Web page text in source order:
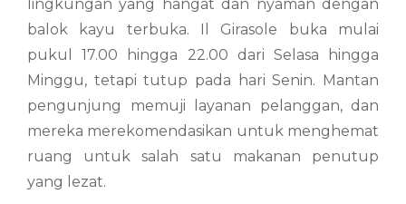
lingkungan yang hangat dan nyaman dengan
balok kayu terbuka. Il Girasole buka mulai
pukul 17.00 hingga 22.00 dari Selasa hingga
Minggu, tetapi tutup pada hari Senin. Mantan
pengunjung memuji layanan pelanggan, dan
mereka merekomendasikan untuk menghemat
ruang untuk salah satu makanan penutup
yang lezat.